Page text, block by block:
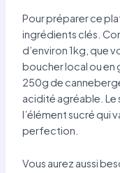
Pour préparer ce
ingrédients clés.
d’environ 1kg, que
boucher local ou en
250g de
acidité agréable. Le
l’élément sucré qui
perfection.
Vous aurez aussi